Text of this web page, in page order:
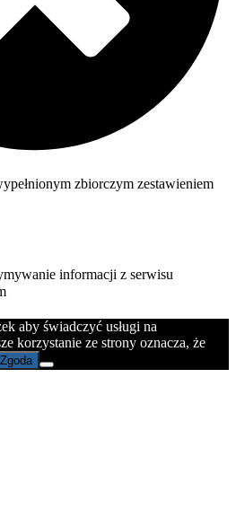
zbiorczym zestawieniem
informacji z serwisu
aby świadczyć usługi na
korzystanie ze strony oznacza, że
Zgoda